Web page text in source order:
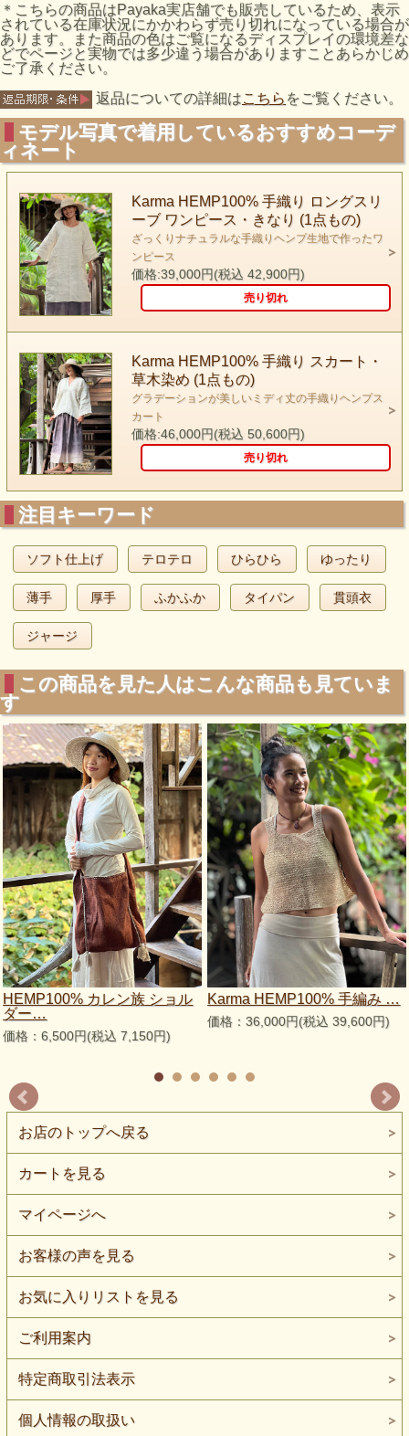
＊こちらの商品はPayaka実店舗でも販売しているため、表示
されている在庫状況にかかわらず売り切れになっている場合が
あります。また商品の色はご覧になるディスプレイの環境差な
どでページと実物では多少違う場合がありますことあらかじめ
ご了承ください。
返品についての詳細はこちら をご覧ください。
モデル写真で着用しているおすすめコーデ
ィネート
Karma HEMP100% 手織り ロングスリ
ーブ ワンピース・きなり (1点もの)
ざっくりナチュラルな手織りヘンプ生地で作ったワ
ンピース
価格:39,000円(税込 42,900円)
売り切れ
Karma HEMP100% 手織り スカート・
草木染め (1点もの)
グラデーションが美しいミディ丈の手織りヘンプス
カート
価格:46,000円(税込 50,600円)
売り切れ
注目キーワード
ソフト仕上げ テロテロ ひらひら ゆったり
薄手 厚手 ふかふか タイパン 貫頭衣
ジャージ
この商品を見た人はこんな商品も見ていま
す
HEMP100% カレン族 ショル
ダー…
価格：6,500円(税込 7,150円)
Karma HEMP100% 手編み …
価格：36,000円(税込 39,600円)
お店のトップへ戻る
カートを見る
マイページへ
お客様の声を見る
お気に入りリストを見る
ご利用案内
特定商取引法表示
個人情報の取扱い